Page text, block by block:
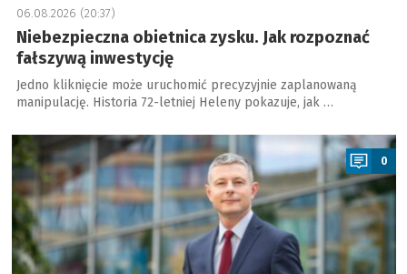
06.08.2026 (20:37)
Niebezpieczna obietnica zysku. Jak rozpoznać
fałszywą inwestycję
Jedno kliknięcie może uruchomić precyzyjnie zaplanowaną
manipulację. Historia 72-letniej Heleny pokazuje, jak …
a
0